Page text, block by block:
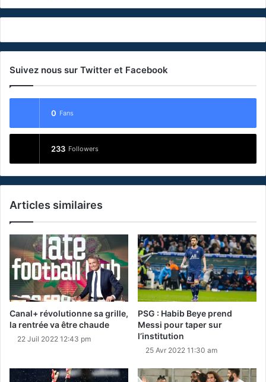
Suivez nous sur Twitter et Facebook
0 Fans
233 Followers
Articles similaires
Canal+ révolutionne sa grille,
la rentrée va être chaude
22 Juil 2022 12:43 pm
PSG : Habib Beye prend
Messi pour taper sur
l’institution
25 Avr 2022 11:30 am